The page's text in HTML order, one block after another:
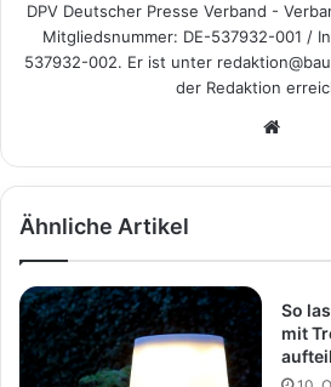
DPV Deutscher Presse Verband -
Mitgliedsnummer: DE-537932-001 /
537932-002. Er ist unter
der Redaktion
eit
Ähnliche Artikel
So
mit